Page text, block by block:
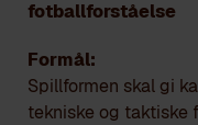
fotballforståelse
Formål:
Spillformen skal gi
tekniske og taktiske